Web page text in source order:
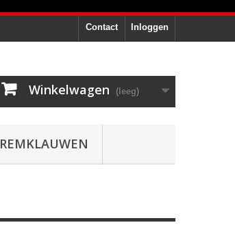
Inloggen
Contact
Winkelwagen (leeg)
REMKLAUWEN